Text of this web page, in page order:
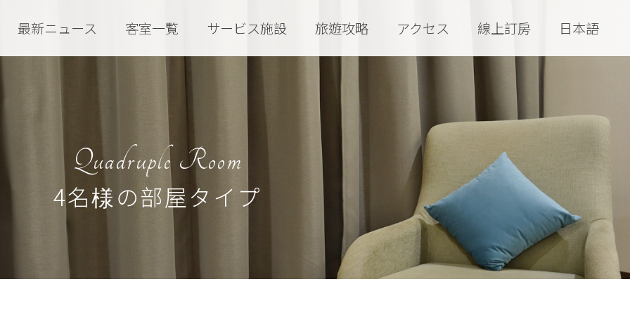
最新ニュース 客室一覧 サービス施設 旅遊攻略 アクセス 線上訂房 日本語
Quadruple Room
4名様の部屋タイプ